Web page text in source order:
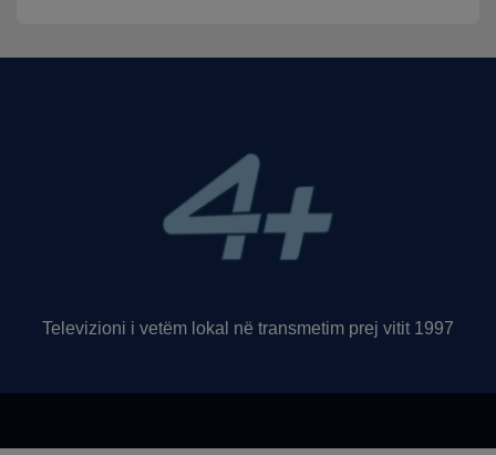
Televizioni i vetëm lokal në transmetim prej vitit 1997